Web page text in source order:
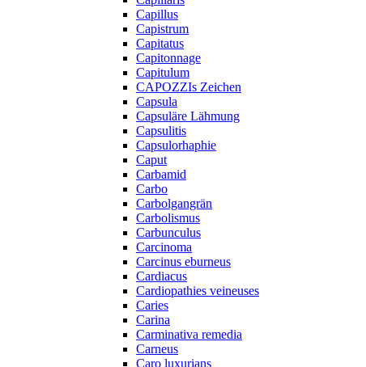
Capillus
Capistrum
Capitatus
Capitonnage
Capitulum
CAPOZZIs Zeichen
Capsula
Capsuläre Lähmung
Capsulitis
Capsulorhaphie
Caput
Carbamid
Carbo
Carbolgangrän
Carbolismus
Carbunculus
Carcinoma
Carcinus eburneus
Cardiacus
Cardiopathies veineuses
Caries
Carina
Carminativa remedia
Carneus
Caro luxurians